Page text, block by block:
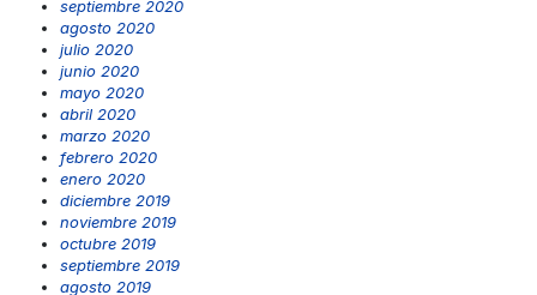
septiembre 2020
agosto 2020
julio 2020
junio 2020
mayo 2020
abril 2020
marzo 2020
febrero 2020
enero 2020
diciembre 2019
noviembre 2019
octubre 2019
septiembre 2019
agosto 2019